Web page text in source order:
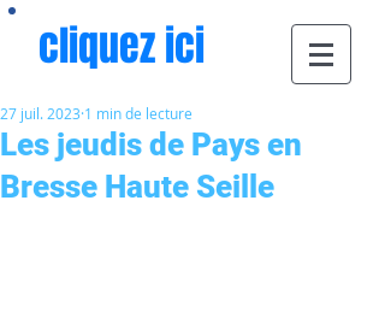
cliquez ici
Les jeudis de Pays en
Bresse Haute Seille
27 juil. 2023 1 min de lecture